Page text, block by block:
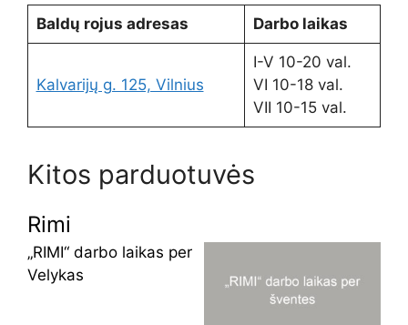
Baldų rojus adresas Darbo laikas
Kalvarijų g. 125, Vilnius
I-V 10-20 val.
VI 10-18 val.
VII 10-15 val.
Kitos parduotuvės
Rimi
„RIMI“ darbo laikas per
Velykas